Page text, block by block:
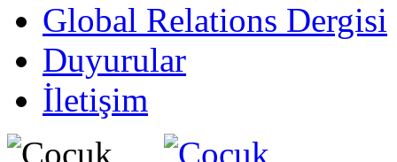
Global Relations Dergisi
Duyurular
İletişim